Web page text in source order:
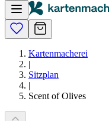
Kartenmacherei
|
Sitzplan
|
Scent of Olives